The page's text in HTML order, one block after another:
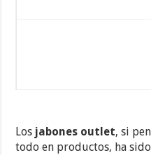
Los jabones outlet, si
todo en productos, ha